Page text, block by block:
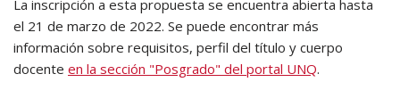
La inscripción a esta propuesta se encuentra abierta hasta
el 21 de marzo de 2022. Se puede encontrar más
información sobre requisitos, perfil del título y cuerpo
docente en la sección "Posgrado" del portal UNQ.